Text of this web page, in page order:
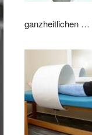
ganzheitlichen …